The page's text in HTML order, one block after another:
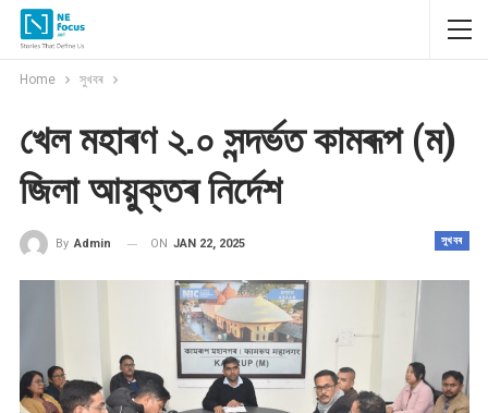
Home সুখবৰ
খেল মহাৰণ ২.০ সন্দৰ্ভত কামৰূপ (ম)
জিলা আয়ুক্তৰ নিৰ্দেশ
সুখবৰ
By Admin ON JAN 22, 2025